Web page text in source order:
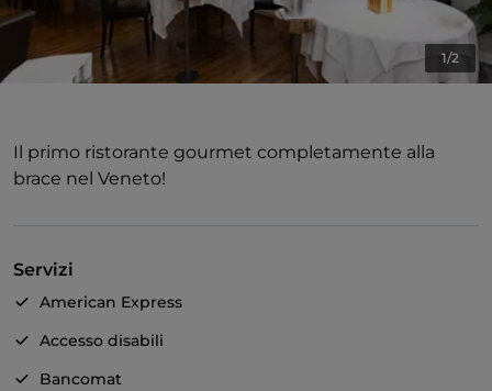
1/2
Il primo ristorante gourmet completamente alla
brace nel Veneto!
Servizi
American Express
Accesso disabili
Bancomat